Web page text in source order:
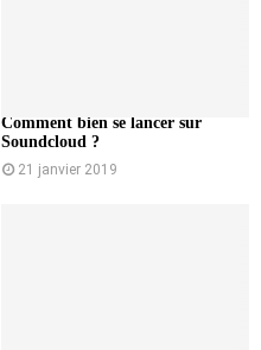
Comment bien se lancer sur
Soundcloud ?
21 janvier 2019